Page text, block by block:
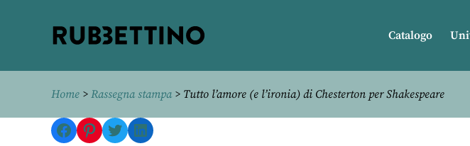
Catalogo
Home > Rassegna stampa> Tutto l’amore (e l’ironia) di Chesterton per Shakespeare
Facebook
Pinterest
TwitterLinkedIn